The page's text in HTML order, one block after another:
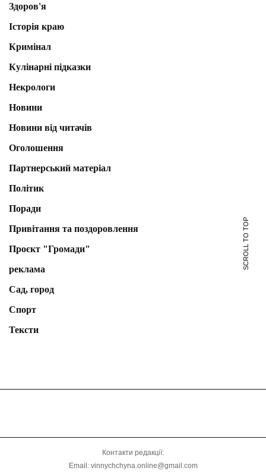
Здоров'я
Історія краю
Кримінал
Кулінарні підказки
Некрологи
Новини
Новини від читачів
Оголошення
Партнерський матеріал
Політик
Поради
Привітання та поздоровлення
Проєкт "Громади"
реклама
Сад, город
Спорт
Тексти
SCROLL TO TOP
Контакти редакції:
Email: vinnychchyna.online@gmail.com